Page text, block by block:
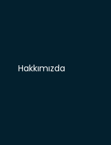
Hakkımızda